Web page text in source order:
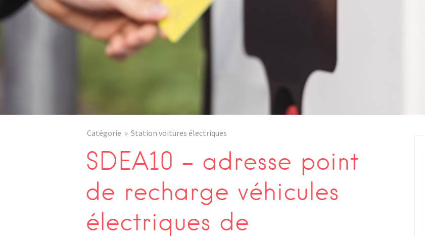
Catégorie Station voitures électriques
SDEA10 – adresse point
de recharge véhicules
électriques de